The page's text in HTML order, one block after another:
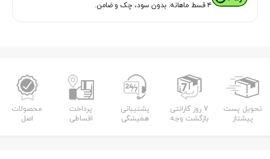
۴ قسط ماهانه. بدون سود، چک و ضامن.
تحویل پست
پیشتاز
7 روز گارانتی
بازگشت وجه
پشتیبانی
همیشگی
پرداخت
اقساطی
محصولات
اصل